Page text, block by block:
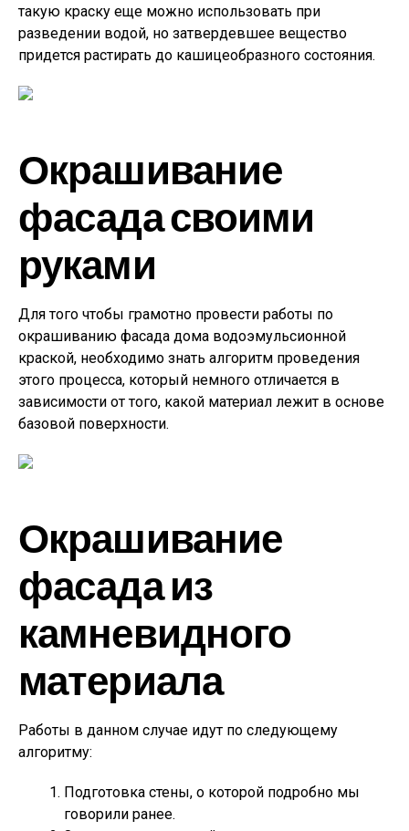
такую краску еще можно использовать при
разведении водой, но затвердевшее вещество
придется растирать до кашицеобразного состояния.
Окрашивание
фасада своими
руками
Для того чтобы грамотно провести работы по
окрашиванию фасада дома водоэмульсионной
краской, необходимо знать алгоритм проведения
этого процесса, который немного отличается в
зависимости от того, какой материал лежит в основе
базовой поверхности.
Окрашивание
фасада из
камневидного
материала
Работы в данном случае идут по следующему
алгоритму:
Подготовка стены, о которой подробно мы
говорили ранее.